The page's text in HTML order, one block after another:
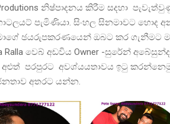
නිෂ්පාදනය කිරීම සදහා
පැමිණියා. සිංහල සිනමාවට හොද
ඡයරුපකරණයෙන් ඔබට කර ගැනීමට
Ralla වෙබ් අඩවිය Owner -සුරේන්
අළුත් පරපුරට අවශ්යයතාවය ඉටු කරන්නෙමු
අතරට යන්න.